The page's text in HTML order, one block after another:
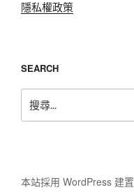
隱私權政策
SEARCH
尋
本站採用 WordPress 建置